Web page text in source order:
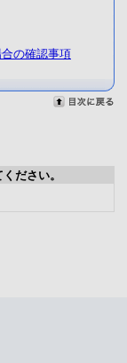
の確認事項
ださい。